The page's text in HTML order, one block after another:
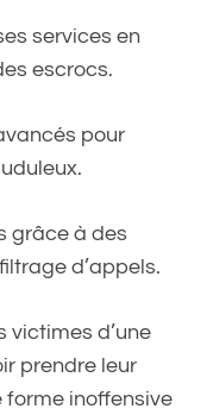
services en
escrocs.
pour
grâce à des
d’appels.
victimes d’une
prendre leur
forme inoffensive